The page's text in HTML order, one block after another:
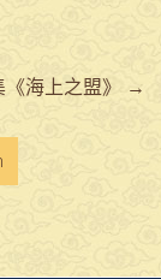
海上之盟》 →